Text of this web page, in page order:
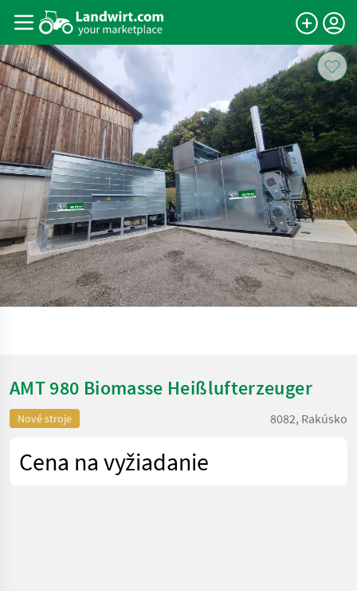
AMT 980 Biomasse Heißlufterzeuger
Nové stroje 8082, Rakúsko
Cena na vyžiadanie